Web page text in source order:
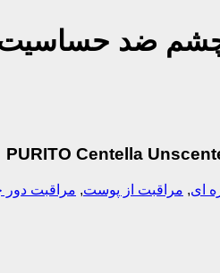
ضد حساسيت
PURITO Centella
ای, مراقبت از پوست, مراقبت